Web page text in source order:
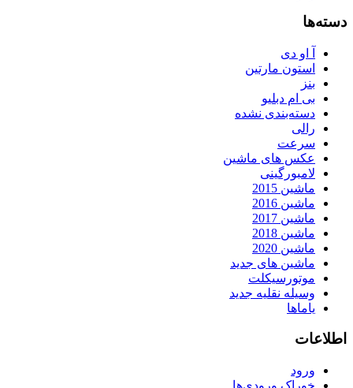
دسته‌ها
آ او دی
استون مارتین
بنز
بی ام دبلیو
دسته‌بندی نشده
رالی
سرعت
عکس های ماشین
لامبورگینی
ماشین 2015
ماشین 2016
ماشین 2017
ماشین 2018
ماشین 2020
ماشین های جدید
موتورسیکلت
وسیله نقلیه جدید
یاماها
اطلاعات
ورود
خوراک ورودی‌ها